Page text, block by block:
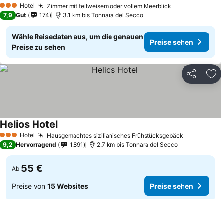
3 SterneHotel Zimmer mit teilweisem oder vollem Meerblick
7,9 Gut 174 3.1 km bis Tonnara del Secco
Wähle Reisedaten aus, um die genauen
Preise zu sehen
Preise sehen
Teilen
3 SterneHotel Hausgemachtes sizilianisches Frühstücksgebäck
Helios Hotel
9,2 Hervorragend 1.891 2.7 km bis Tonnara del Secco
Ab 55 €
Preise von 15 Websites Preise sehen